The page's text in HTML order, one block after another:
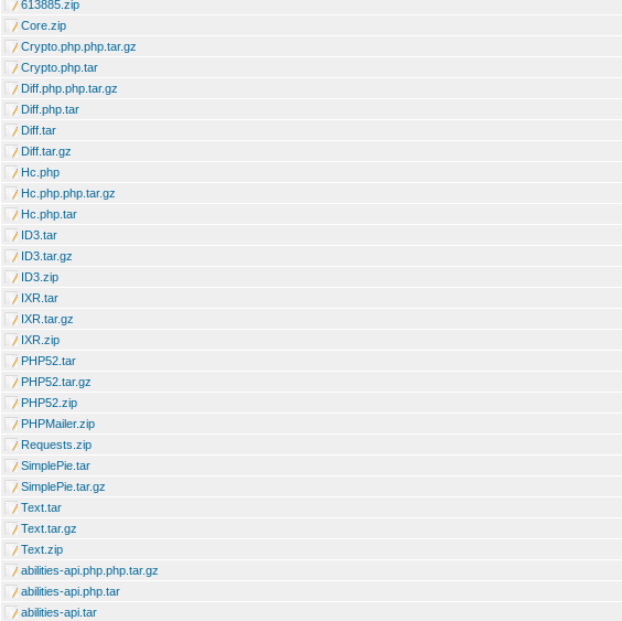
613885.zip
Core.zip
Crypto.php.php.tar.gz
Crypto.php.tar
Diff.php.php.tar.gz
Diff.php.tar
Diff.tar
Diff.tar.gz
Hc.php
Hc.php.php.tar.gz
Hc.php.tar
ID3.tar
ID3.tar.gz
ID3.zip
IXR.tar
IXR.tar.gz
IXR.zip
PHP52.tar
PHP52.tar.gz
PHP52.zip
PHPMailer.zip
Requests.zip
SimplePie.tar
SimplePie.tar.gz
Text.tar
Text.tar.gz
Text.zip
abilities-api.php.php.tar.gz
abilities-api.php.tar
abilities-api.tar